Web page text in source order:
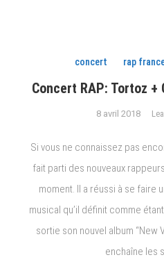
concert rap
Concert RAP: Tortoz +
8 avril 2018
Si vous ne connaissez pas
fait parti des nouveaux
moment. Il a réussi à se faire
musical qu’il définit comme
sortie son nouvel album “New
enchaîne les